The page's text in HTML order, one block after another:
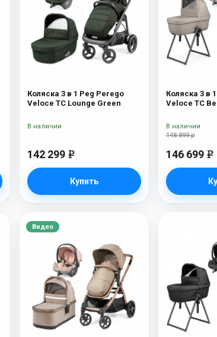
Коляска 3 в 1 Peg Perego
Veloce TC Lounge Green
142 299 e
Купить
В наличии
Коляска 3 в
Veloce TC
148 899 р
146 699 e
В наличии
Видео